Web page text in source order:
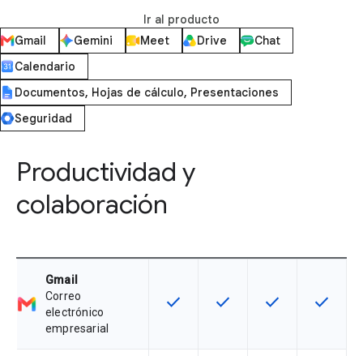
Ir al producto
Gmail
Gemini Meet Drive
Chat
Calendario
Documentos, Hojas de cálculo, Presentaciones
Seguridad
Productividad y
colaboración
Gmail
Correo
electrónico
empresarial
Esta función está disponible en
check Esta función está
check Esta función
check Esta
check